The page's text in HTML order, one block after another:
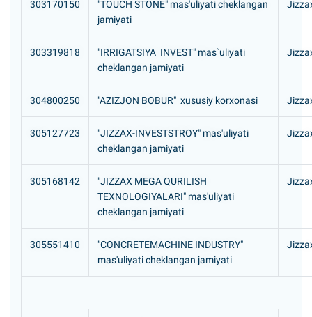
303170150
"TOUCH STONE" mas'uliyati cheklangan
jamiyati
303319818
"IRRIGATSIYA INVEST" mas`uliyati
cheklangan jamiyati
304800250 "AZIZJON BOBUR" xususiy korxonasi
305127723
"JIZZAX-INVESTSTROY" mas'uliyati
cheklangan jamiyati
305168142
"JIZZAX MEGA QURILISH
TEXNOLOGIYALARI" mas'uliyati
cheklangan jamiyati
305551410
"CONCRETEMACHINE INDUSTRY"
mas'uliyati cheklangan jamiyati